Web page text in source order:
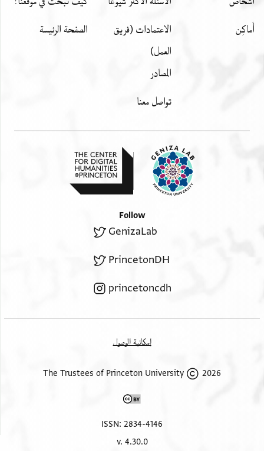
أَماكِن
الاعتمادات (فريق
العمل)
المصادر
تواصل معنا
الصفحة الرئيسة
Follow
GenizaLab
PrincetonDH
princetoncdh
إمكانية الوصول
2026 The Trustees of Princeton University
ISSN: 2834-4146
v. 4.30.0